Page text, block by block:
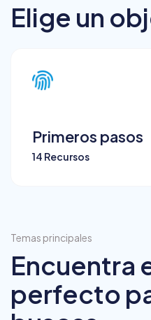
Elige un
Primeros pasos
14 Recursos
Temas principales
Encuentra
perfecto